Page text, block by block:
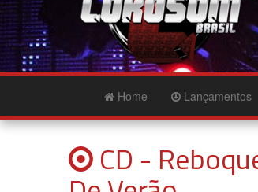
Home Lançamentos
CD -